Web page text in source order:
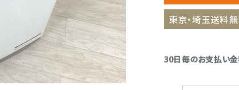
東京・埼玉送料
30日毎のお支払い